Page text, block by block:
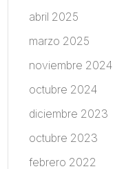
abril 2025
marzo 2025
noviembre 2024
octubre 2024
diciembre 2023
octubre 2023
febrero 2022